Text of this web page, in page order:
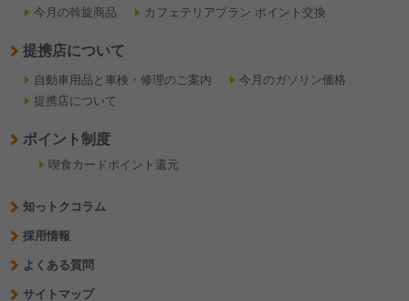
今月の斡旋商品
カフェテリアプラン ポイント交換
提携店について
自動車用品と車検・修理のご案内
今月のガソリン価格
提携店について
ポイント制度
喫食カードポイント還元
知っトクコラム
採用情報
よくある質問
サイトマップ